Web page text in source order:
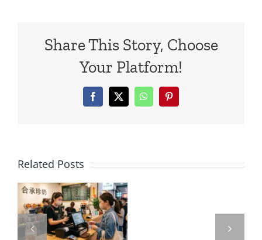
Share This Story, Choose
Your Platform!
Facebook
X WhatsAppPinterest
Related Posts
發
還